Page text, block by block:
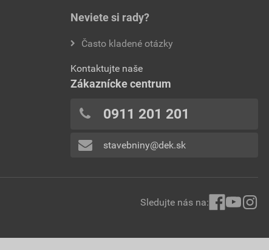
Neviete si rady?
Často kladené otázky
Kontaktujte naše
Zákaznícke centrum
0911 201 201
stavebniny@dek.sk
Sledujte nás na: